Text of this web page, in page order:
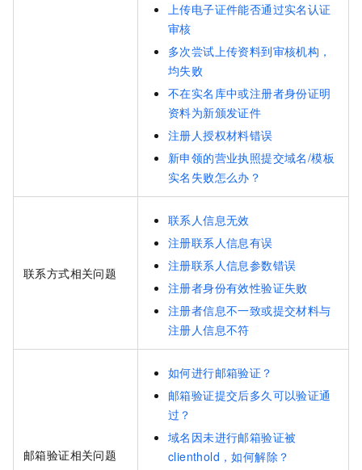
上传电子证件能否通过实名认证
审核
多次尝试上传资料到审核机构，
均失败
不在实名库中或注册者身份证明
资料为新颁发证件
注册人授权材料错误
新申领的营业执照提交域名/模板
实名失败怎么办？
联系方式相关问题
联系人信息无效
注册联系人信息有误
注册联系人信息参数错误
注册者身份有效性验证失败
注册者信息不一致或提交材料与
注册人信息不符
邮箱验证相关问题
如何进行邮箱验证？
邮箱验证提交后多久可以验证通
过？
域名因未进行邮箱验证被
clienthold，如何解除？